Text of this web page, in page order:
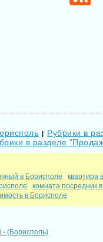
| Рубрики в
в разделе
в Борисполе
квартира
комната посредник
в Борисполе
- (Борисполь)